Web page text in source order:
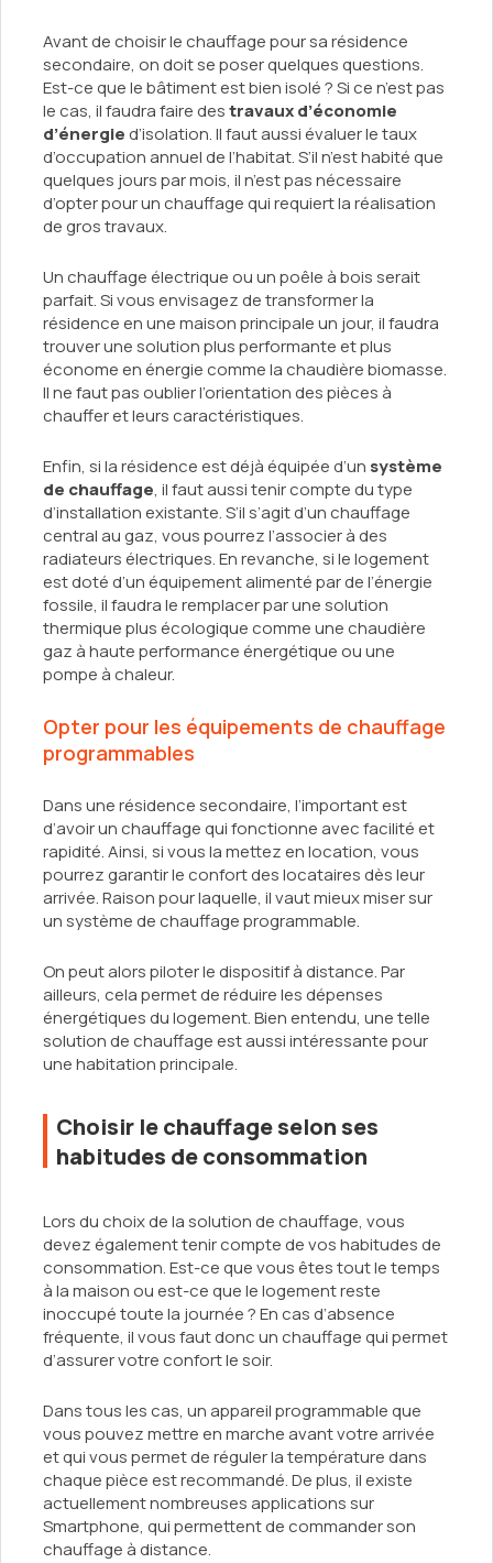
Avant de choisir le chauffage pour sa résidence
secondaire, on doit se poser quelques questions.
Est-ce que le bâtiment est bien isolé ? Si ce n’est pas
le cas, il faudra faire destravaux d’économie
d’énergie d’isolation. Il faut aussi évaluer le taux
d’occupation annuel de l’habitat. S’il n’est habité que
quelques jours par mois, il n’est pas nécessaire
d’opter pour un chauffage qui requiert la réalisation
de gros travaux.
Un chauffage électrique ou un poêle à bois serait
parfait. Si vous envisagez de transformer la
résidence en une maison principale un jour, il faudra
trouver une solution plus performante et plus
économe en énergie comme la chaudière biomasse.
Il ne faut pas oublier l’orientation des pièces à
chauffer et leurs caractéristiques.
Enfin, si la résidence est déjà équipée d’un système
de chauffage, il faut aussi tenir compte du type
d’installation existante. S’il s’agit d’un chauffage
central au gaz, vous pourrez l’associer à des
radiateurs électriques. En revanche, si le logement
est doté d’un équipement alimenté par de l’énergie
fossile, il faudra le remplacer par une solution
thermique plus écologique comme une chaudière
gaz à haute performance énergétique ou une
pompe à chaleur.
Opter pour les équipements de chauffage
programmables
Dans une résidence secondaire, l’important est
d’avoir un chauffage qui fonctionne avec facilité et
rapidité. Ainsi, si vous la mettez en location, vous
pourrez garantir le confort des locataires dès leur
arrivée. Raison pour laquelle, il vaut mieux miser sur
un système de chauffage programmable.
On peut alors piloter le dispositif à distance. Par
ailleurs, cela permet de réduire les dépenses
énergétiques du logement. Bien entendu, une telle
solution de chauffage est aussi intéressante pour
une habitation principale.
Choisir le chauffage selon ses
habitudes de consommation
Lors du choix de la solution de chauffage, vous
devez également tenir compte de vos habitudes de
consommation. Est-ce que vous êtes tout le temps
à la maison ou est-ce que le logement reste
inoccupé toute la journée ? En cas d’absence
fréquente, il vous faut donc un chauffage qui permet
d’assurer votre confort le soir.
Dans tous les cas, un appareil programmable que
vous pouvez mettre en marche avant votre arrivée
et qui vous permet de réguler la température dans
chaque pièce est recommandé. De plus, il existe
actuellement nombreuses applications sur
Smartphone, qui permettent de commander son
chauffage à distance.